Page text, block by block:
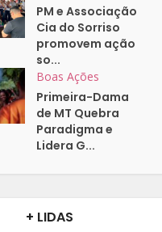
PM e Associação
Cia do Sorriso
promovem ação
so...
Boas Ações
Primeira-Dama
de MT Quebra
Paradigma e
Lidera G...
+ LIDAS